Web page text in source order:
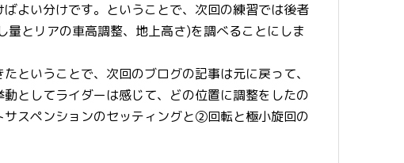
よい分けです。ということで、次回の練習では後者
量とリアの車高調整、地上高さ)を調べることにしま
ということで、次回のブログの記事は元に戻って、
としてライダーは感じて、どの位置に調整をしたの
スペンションのセッティングと②回転と極小旋回の